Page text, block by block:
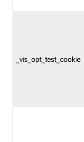
_vis_opt_test_cookie